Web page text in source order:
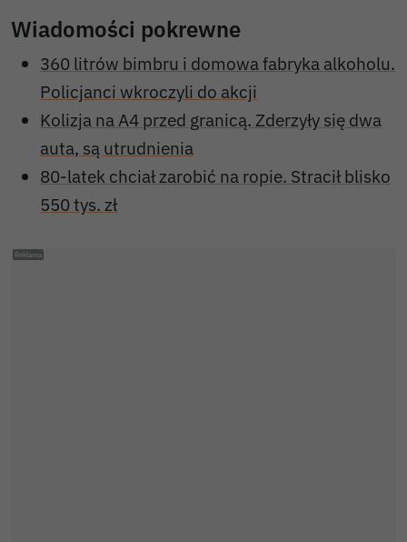
Wiadomości pokrewne
360 litrów bimbru i domowa fabryka alkoholu.
Policjanci wkroczyli do akcji
Kolizja na A4 przed granicą. Zderzyły się dwa
auta, są utrudnienia
80-latek chciał zarobić na ropie. Stracił blisko
550 tys. zł